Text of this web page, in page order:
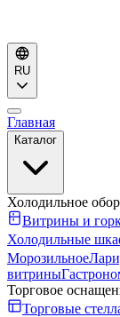
RU
Главная
Каталог
Холодильное
Витрины и
Холодильные
Морозильное
витрины
Торговое
Торговые